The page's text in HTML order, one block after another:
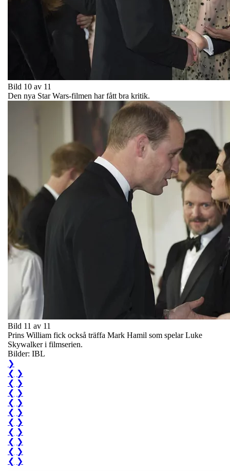
Bild 10 av 11
Den nya Star Wars-filmen har fått bra kritik.
Bild 11 av 11
Prins William fick också träffa Mark Hamil som spelar Luke
Skywalker i filmserien.
Bilder: IBL
❯
❮ ❯
❮ ❯
❮ ❯
❮ ❯
❮ ❯
❮ ❯
❮ ❯
❮ ❯
❮ ❯
❮ ❯